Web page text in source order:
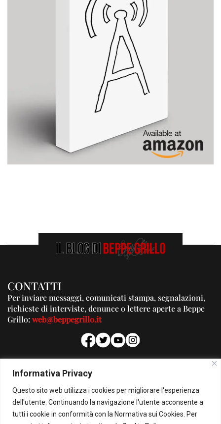
Informativa Privacy
Questo sito web utilizza i cookies per migliorare l'esperienza
dell'utente. Continuando la navigazione l'utente acconsente a
tutti i cookie in conformità con la Normativa sui Cookies. Per
CONTATTI
Per inviare messaggi, comunicati stampa, segnalazioni,
richieste di interviste, denunce o lettere aperte a Beppe
Grillo:web@beppegrillo.it
PUBBLICITA'
Per la tua pubblicità su questo Blog:
pubblicita@beppegrillo.it